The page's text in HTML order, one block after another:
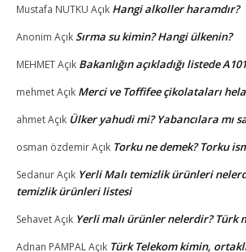
Mustafa NUTKU Açık Hangi alkoller haramdır?
Anonim AçıkSırma su kimin? Hangi ülkenin?
MEHMETAçık Bakanlığın açıkladığı listede
mehmetAçık Merci ve Toffifee çikolataları
ahmetAçık Ülker yahudi mi? Yabancılara mı
osman özdemirAçık Torku ne demek? Torku
SedanurAçık Yerli Malı temizlik ürünleri
temizlik ürünleri listesi
SehavetAçık Yerli malı ürünler nelerdir? Türk
Adnan PAMPALAçık Türk Telekom kimin,